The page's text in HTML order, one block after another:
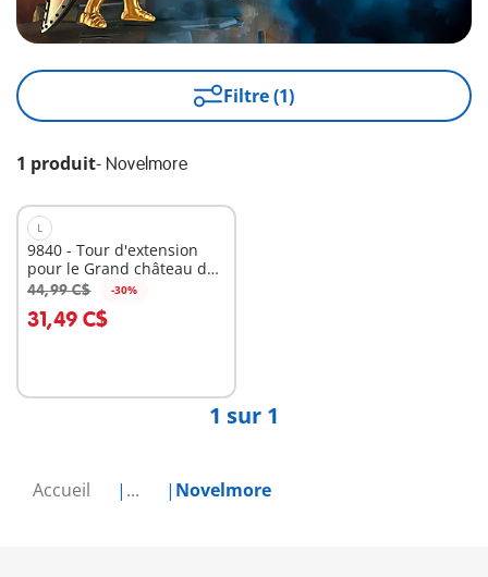
Accueil ... Novelmore
Filtre (1)
1 produit- Novelmore
L
9840 - Tour d'extension
pour le Grand château des
Chevaliers Novelmore
44,99 C$ -30%
31,49 C$
Au panier
1 sur 1